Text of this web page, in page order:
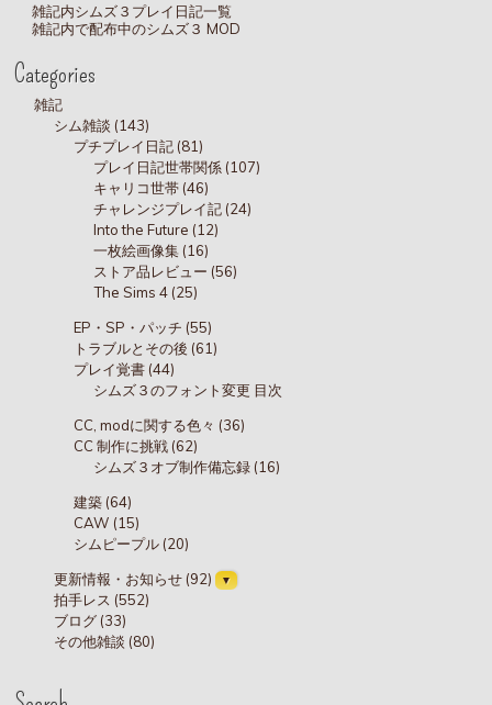
雑記内シムズ３プレイ日記一覧
雑記内で配布中のシムズ３ MOD
Categories
雑記
シム雑談 (143)
プチプレイ日記 (81)
プレイ日記世帯関係 (107)
キャリコ世帯 (46)
チャレンジプレイ記 (24)
Into the Future (12)
一枚絵画像集 (16)
ストア品レビュー (56)
The Sims 4 (25)
EP・SP・パッチ (55)
トラブルとその後 (61)
プレイ覚書 (44)
シムズ３のフォント変更 目次
CC, modに関する色々 (36)
CC 制作に挑戦 (62)
シムズ３オブ制作備忘録 (16)
建築 (64)
CAW (15)
シムピープル (20)
更新情報・お知らせ (92)
拍手レス (552)
ブログ (33)
その他雑談 (80)